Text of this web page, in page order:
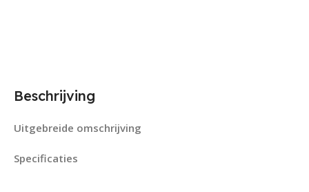
Beschrijving
Uitgebreide omschrijving
Specificaties